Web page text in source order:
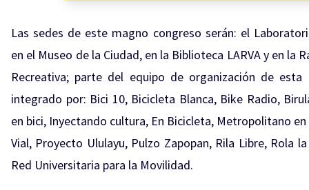
Las sedes de este magno congreso serán: el
en el Museo de la Ciudad, en la Biblioteca LARVA y en la
Recreativa; parte del equipo de organización de esta
integrado por: Bici 10, Bicicleta Blanca, Bike Radio,
en bici, Inyectando cultura, En Bicicleta, Metropolitano
Vial, Proyecto Ululayu, Pulzo Zapopan, Rila Libre, Rola
Red Universitaria para la Movilidad.